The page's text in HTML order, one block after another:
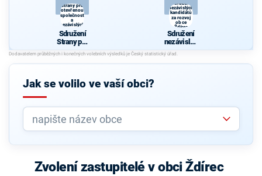
Strany pro
otevřenou
společnost
a
nezávislých
kandidátů
Sdružení
Strany pro
otevřenou
společnost
a
h
Sdružení
nezávislých
kandidátů
za rozvoj
obce
Ždírec
Sdružení
nezávislýc
kandidátů
za rozvoj
Jak se volilo ve vaší obci?
Zvolení zastupitelé v obci Ždírec